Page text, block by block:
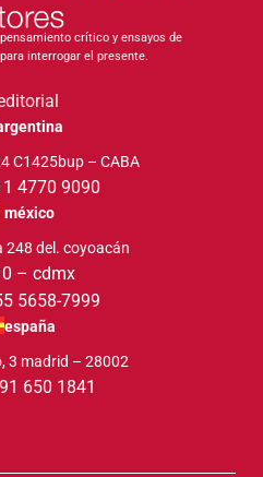
crítico y ensayos de
interrogar el presente.
C1425bup – CABA
4770 9090
méxico
248 del. coyoacán
– cdmx
5658-7999
españa
3 madrid – 28002
650 1841